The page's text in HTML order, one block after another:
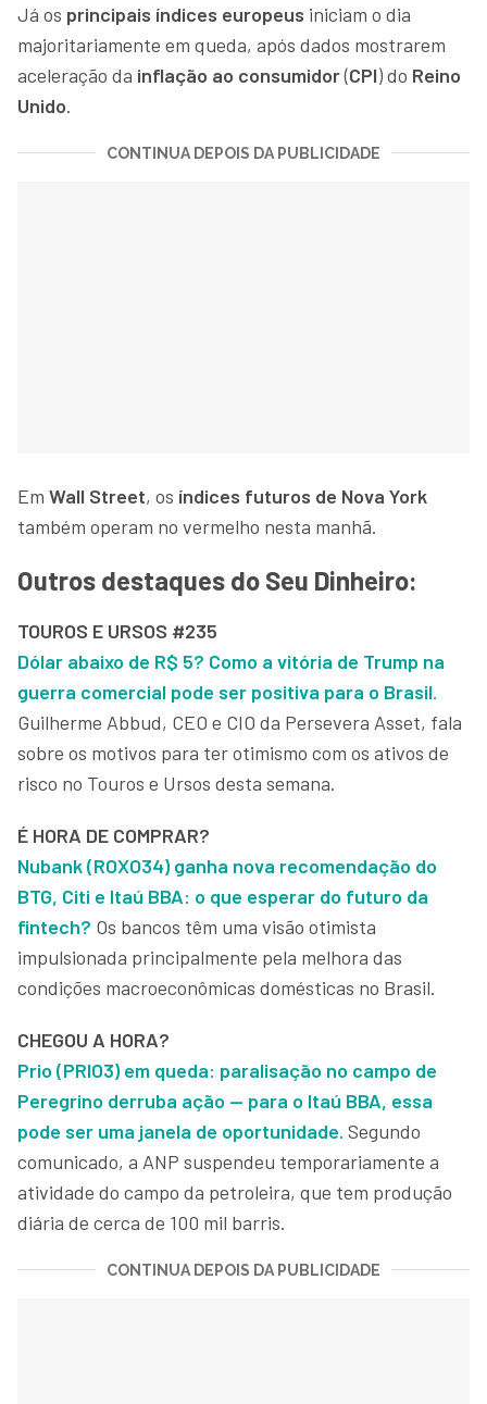
Já os principais índices europeus iniciam o dia
majoritariamente em queda, após dados mostrarem
aceleração da inflação ao consumidor(CPI) do Reino
Unido.
CONTINUA DEPOIS DA PUBLICIDADE
Em Wall Street, os índices futuros de Nova York
também operam no vermelho nesta manhã.
Outros destaques do Seu Dinheiro:
TOUROS E URSOS #235
Dólar abaixo de R$ 5? Como a vitória de Trump na
guerra comercial pode ser positiva para o Brasil.
Guilherme Abbud, CEO e CIO da Persevera Asset, fala
sobre os motivos para ter otimismo com os ativos de
risco no Touros e Ursos desta semana.
É HORA DE COMPRAR?
Nubank (ROXO34) ganha nova recomendação do
BTG, Citi e Itaú BBA: o que esperar do futuro da
fintech? Os bancos têm uma visão otimista
impulsionada principalmente pela melhora das
condições macroeconômicas domésticas no Brasil.
CHEGOU A HORA?
Prio (PRIO3) em queda: paralisação no campo de
Peregrino derruba ação — para o Itaú BBA, essa
pode ser uma janela de oportunidade. Segundo
comunicado, a ANP suspendeu temporariamente a
atividade do campo da petroleira, que tem produção
diária de cerca de 100 mil barris.
CONTINUA DEPOIS DA PUBLICIDADE